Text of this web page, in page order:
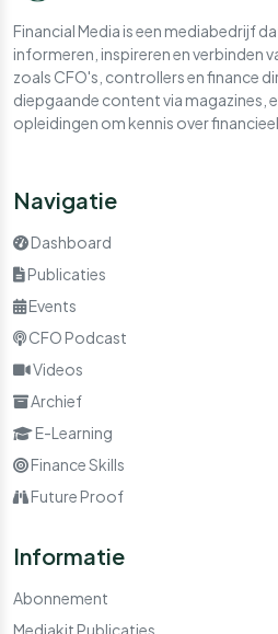
Financial Media is een mediabedrijf
informeren, inspireren en verbinden
zoals CFO's, controllers en finance
diepgaande content via magazines,
opleidingen om kennis over
Navigatie
Dashboard
Publicaties
Events
CFO Podcast
Videos
Archief
E-Learning
Finance Skills
Future Proof
Informatie
Abonnement
Mediakit Publicaties